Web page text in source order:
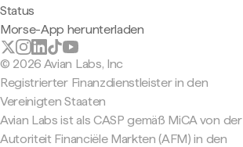
Status
Morse-App herunterladen
© 2026 Avian Labs, Inc
Registrierter Finanzdienstleister in den
Vereinigten Staaten
Avian Labs ist als CASP gemäß MiCA von der
Autoriteit Financiële Markten (AFM) in den